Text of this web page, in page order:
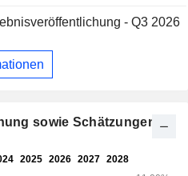
Landwirtschaft, Luft-
in Schweden, Norwegen,
China, Taiwan,
Ltd in Singapur.
- Q3 2026
sowie Schätzungen